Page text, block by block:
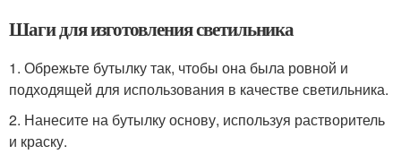
Шаги для изготовления светильника
1. Обрежьте бутылку так, чтобы она была ровной и
подходящей для использования в качестве светильника.
2. Нанесите на бутылку основу, используя растворитель
и краску.